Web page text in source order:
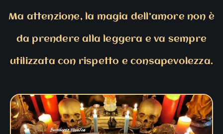
Ma attenzione, la magia dell’amore non è
da prendere alla leggera e va sempre
utilizzata con rispetto e consapevolezza.